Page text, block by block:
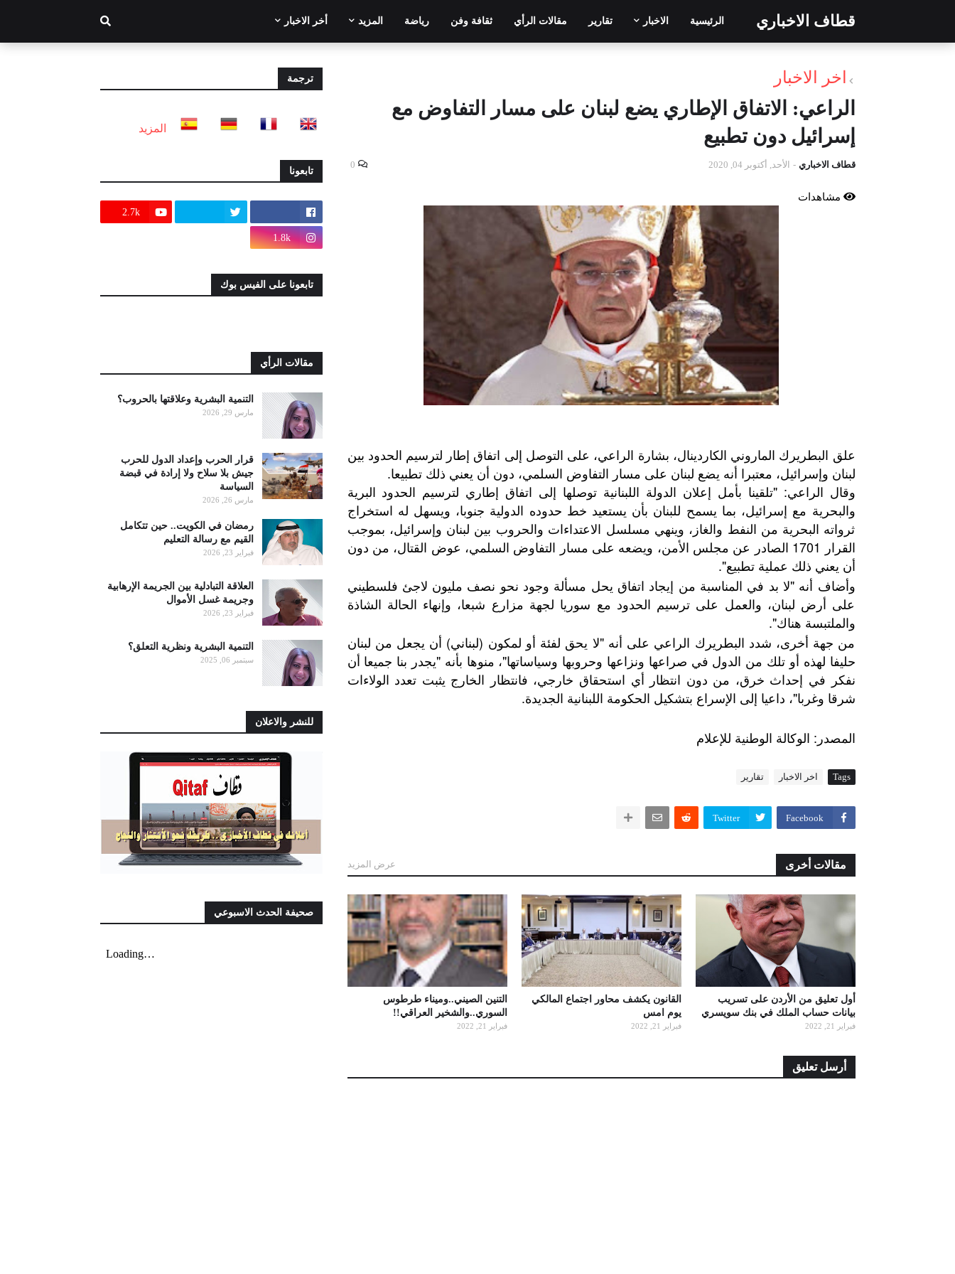
قطاف الاخباري الرئيسية الاخبار تقارير مقالات الرأي ثقافة وفن رياضة المزيد أخر الاخبار
اخر الاخبار
الراعي: الاتفاق الإطاري يضع لبنان على مسار التفاوض مع
إسرائيل دون تطبيع
قطاف الاخباري - الأحد, أكتوبر 04, 2020 0
مشاهدات
علق البطريرك الماروني الكاردينال، بشارة الراعي، على التوصل إلى اتفاق إطار لترسيم الحدود بين
لبنان وإسرائيل، معتبرا أنه يضع لبنان على مسار التفاوض السلمي، دون أن يعني ذلك تطبيعا.
وقال الراعي: "تلقينا بأمل إعلان الدولة اللبنانية توصلها إلى اتفاق إطاري لترسيم الحدود البرية
والبحرية مع إسرائيل، بما يسمح للبنان بأن يستعيد خط حدوده الدولية جنوبا، ويسهل له استخراج
ثرواته البحرية من النفط والغاز، وينهي مسلسل الاعتداءات والحروب بين لبنان وإسرائيل، بموجب
القرار 1701 الصادر عن مجلس الأمن، ويضعه على مسار التفاوض السلمي، عوض القتال، من دون
أن يعني ذلك عملية تطبيع".
وأضاف أنه "لا بد في المناسبة من إيجاد اتفاق يحل مسألة وجود نحو نصف مليون لاجئ فلسطيني
على أرض لبنان، والعمل على ترسيم الحدود مع سوريا لجهة مزارع شبعا، وإنهاء الحالة الشاذة
والملتبسة هناك".
من جهة أخرى، شدد البطريرك الراعي على أنه "لا يحق لفئة أو لمكون (لبناني) أن يجعل من لبنان
حليفا لهذه أو تلك من الدول في صراعها ونزاعها وحروبها وسياساتها"، منوها بأنه "يجدر بنا جميعا أن
نفكر في إحداث خرق، من دون انتظار أي استحقاق خارجي، فانتظار الخارج يثبت تعدد الولاءات
شرقا وغربا"، داعيا إلى الإسراع بتشكيل الحكومة اللبنانية الجديدة.
المصدر : الوكالة الوطنية للإعلام
Tags اخر الاخبار تقارير
Facebook
Twitter
مقالات أخرى عرض المزيد
أول تعليق من الأردن على تسريب
بيانات حساب الملك في بنك سويسري
فبراير 21, 2022
القانون يكشف محاور اجتماع المالكي
يوم امس
فبراير 21, 2022
التنين الصيني..وميناء طرطوس
السوري..والشخير العراقي!!
فبراير 21, 2022
أرسل تعليق
ترجمة
المزيد
تابعونا
2.7k
1.8k
تابعونا على الفيس بوك
مقالات الرأي
التنمية البشرية وعلاقتها بالحروب؟
مارس 29, 2026
قرار الحرب وإعداد الدول للحرب
جيش بلا سلاح ولا إرادة في قبضة
السياسة
مارس 26, 2026
رمضان في الكويت.. حين تتكامل
القيم مع رسالة التعليم
فبراير 23, 2026
العلاقة التبادلية بين الجريمة الإرهابية
وجريمة غسل الأموال
فبراير 23, 2026
التنمية البشرية ونظرية التعلق؟
سبتمبر 06, 2025
للنشر والاعلان
صحيفة الحدث الاسبوعي